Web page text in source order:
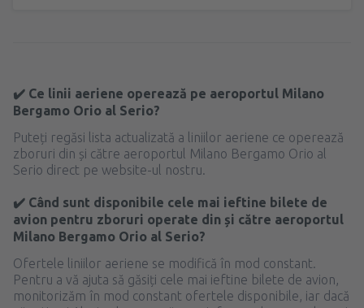
✔️ Ce linii aeriene operează pe aeroportul Milano
Bergamo Orio al Serio?
Puteți regăsi lista actualizată a liniilor aeriene ce operează
zboruri din și către aeroportul Milano Bergamo Orio al
Serio direct pe website-ul nostru.
✔️ Când sunt disponibile cele mai ieftine bilete de
avion pentru zboruri operate din și către aeroportul
Milano Bergamo Orio al Serio?
Ofertele liniilor aeriene se modifică în mod constant.
Pentru a vă ajuta să găsiți cele mai ieftine bilete de avion,
monitorizăm în mod constant ofertele disponibile, iar dacă